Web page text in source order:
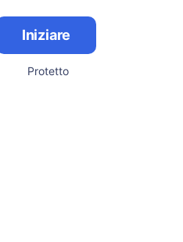
Iniziare
Protetto